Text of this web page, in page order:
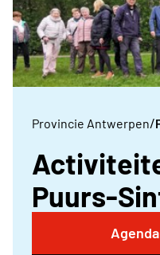
Provincie Antwerpen/
Puurs-